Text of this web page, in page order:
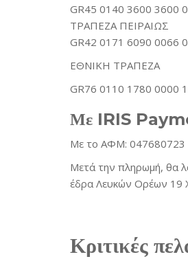
GR45 0140 3600
ΤΡΑΠΕΖΑ ΠΕΙΡΑΙΩΣ
GR42 0171 6090
ΕΘΝΙΚΗ ΤΡΑΠΕΖΑ
GR76 0110 1780
Με IRIS
Με το ΑΦΜ: 047680723
Μετά την πληρωμή, θα
έδρα Λευκών Ορέων 19
Κριτικές